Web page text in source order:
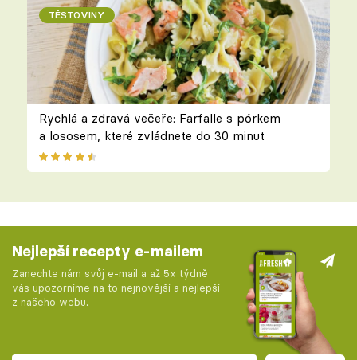
TĚSTOVINY
Rychlá a zdravá večeře: Farfalle s pórkem
a lososem, které zvládnete do 30 minut
Nejlepší recepty e-mailem
Zanechte nám svůj e-mail a až 5x týdně
vás upozorníme na to nejnovější a nejlepší
z našeho webu.